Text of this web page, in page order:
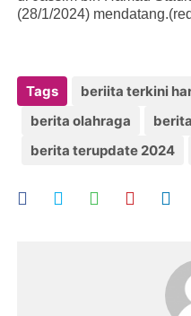
(28/1/2024)
Tags beriita terkini
berita olahraga
berita terupdate 2024